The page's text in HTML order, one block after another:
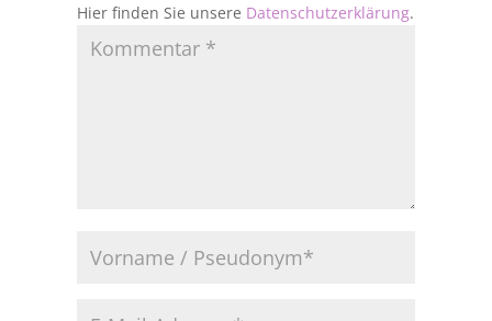
Hier finden Sie unsere Datenschutzerklärung.